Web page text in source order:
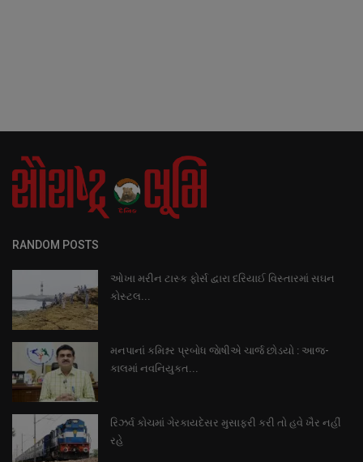
RANDOM POSTS
ઓખા મરીન ટાસ્ક ફોર્સ દ્વારા દરિયાઈ વિસ્તારમાં સઘન
કોસ્ટલ...
મનપાનાં કમિશ્નર પ્રબોધ જાેષીએ ચાર્જ છોડયો : આજ-
કાલમાં નવનિયુકત...
રિઝર્વ કોચમાં ગેરકાયદેસર મુસાફરી કરી તો હવે ખૈર નહીં
રહે